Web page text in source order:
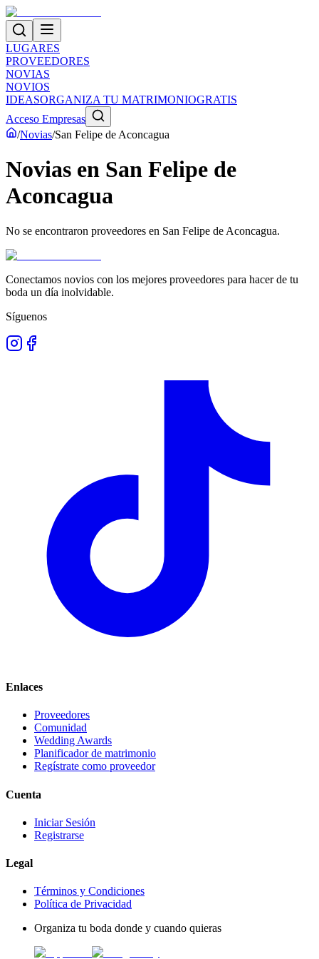
LUGARES
PROVEEDORES
NOVIAS
NOVIOS
IDEASORGANIZA TU MATRIMONIOGRATIS
Acceso Empresas
/Novias/San Felipe de Aconcagua
Novias en San Felipe de
Aconcagua
No se encontraron proveedores en San Felipe de Aconcagua.
Conectamos novios con los mejores proveedores para hacer de tu
boda un día inolvidable.
Síguenos
Enlaces
Proveedores
Comunidad
Wedding Awards
Planificador de matrimonio
Regístrate como proveedor
Cuenta
Iniciar Sesión
Registrarse
Legal
Términos y Condiciones
Política de Privacidad
Organiza tu boda donde y cuando quieras